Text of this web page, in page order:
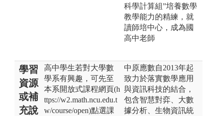
科學計算組”培養數學
教學能力的精練，就
讀師培中心，成為國
高中老師
學習
資源
或補
充說
高中學生若對大學數
學系有興趣，可先至
本系開放式課程網頁(h
ttps://w2.math.ncu.edu.t
w/course/open)點選課
中原應數自2013年起
致力於落實數學應用
與資訊科技的結合，
包含智慧對弈、大數
據分析、生物資訊統